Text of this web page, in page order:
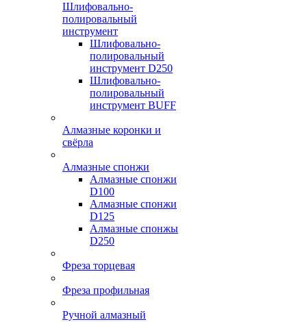
Шлифовально-
полировальный
инструмент
Шлифовально-
полировальный
инструмент D250
Шлифовально-
полировальный
инструмент BUFF
Алмазные коронки и
свёрла
Алмазные спонжи
Алмазные спонжи
D100
Алмазные спонжи
D125
Алмазные спонжы
D250
Фреза торцевая
Фреза профильная
Ручной алмазный